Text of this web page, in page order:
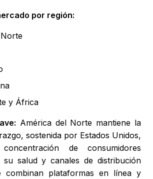
por región:
y África
América del Norte mantiene la
sostenida por Estados Unidos,
de consumidores
su salud y canales de distribución
combinan plataformas en línea y